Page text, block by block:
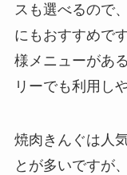
スも選べるので
にもおすすめで
様メニューがあ
リーでも利用し
焼肉きんぐは人
とが多いですが